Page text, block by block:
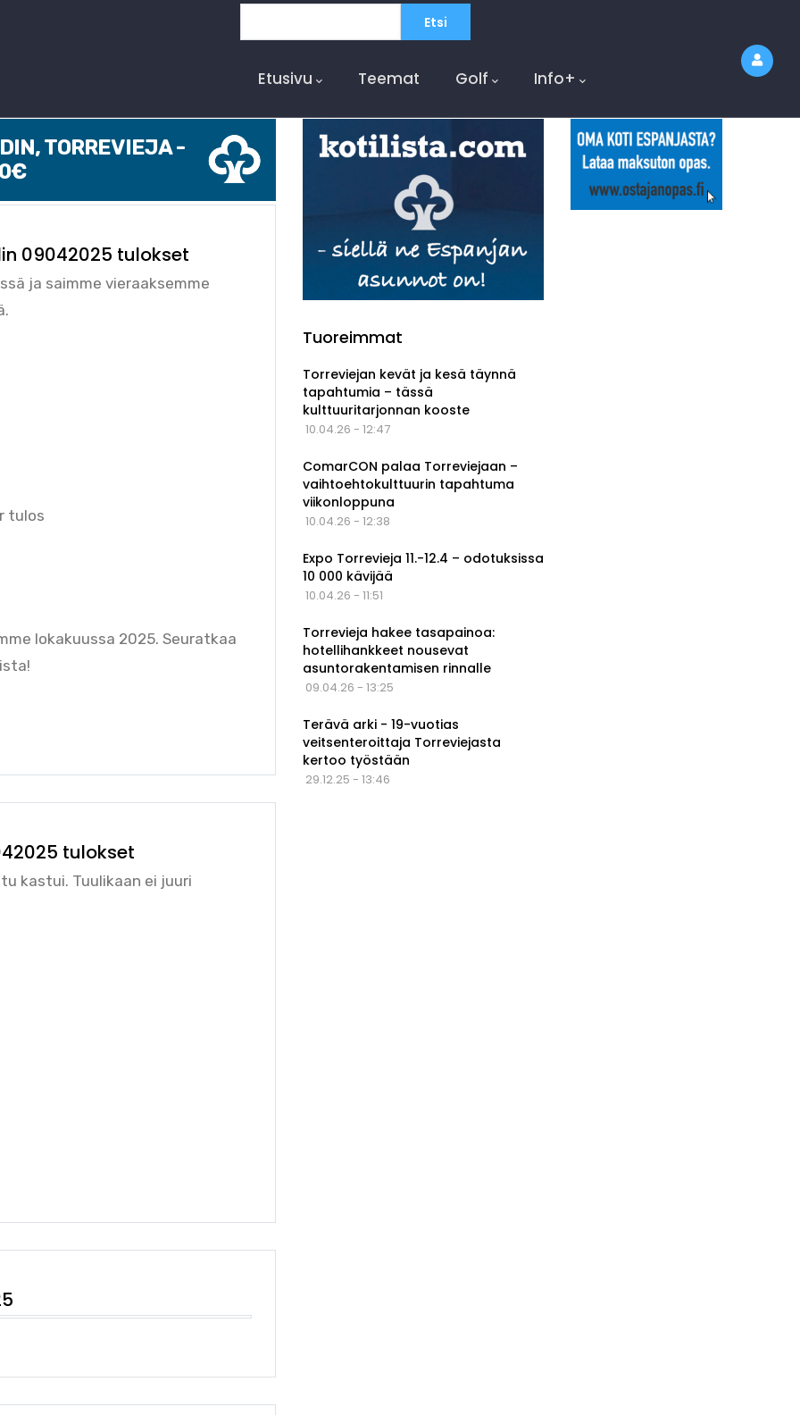
Navigation
Etusivu Teemat Golf Info+
TORREVIEJA -
09042025 tulokset
ja saimme vieraaksemme
tulos
lokakuussa 2025. Seuratkaa
tulokset
kastui. Tuulikaan ei juuri
Tuoreimmat
Torreviejan kevät ja kesä täynnä
tapahtumia – tässä
kulttuuritarjonnan kooste
10.04.26 - 12:47
ComarCON palaa Torreviejaan –
vaihtoehtokulttuurin tapahtuma
viikonloppuna
10.04.26 - 12:38
Expo Torrevieja 11.-12.4 – odotuksissa
10 000 kävijää
10.04.26 - 11:51
Torrevieja hakee tasapainoa:
hotellihankkeet nousevat
asuntorakentamisen rinnalle
09.04.26 - 13:25
Terävä arki - 19-vuotias
veitsenteroittaja Torreviejasta
kertoo työstään
29.12.25 - 13:46